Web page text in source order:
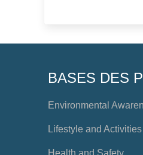
BASES DES
Environmental
Lifestyle and Activities
Health and Safety